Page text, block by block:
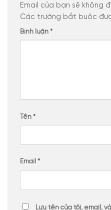
Email của bạn sẽ không
Các trường bắt buộc
Bình luận *
Tên *
Email *
Lưu tên của tôi, email,